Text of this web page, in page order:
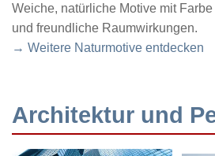
Weiche, natürliche Motive mit
und freundliche Raumwirkungen.
→ Weitere Naturmotive entdecken
Architektur und